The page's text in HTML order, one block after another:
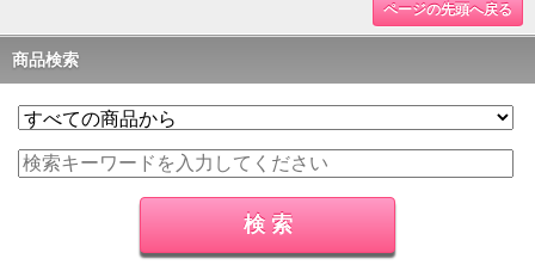
ページの先頭へ戻る
商品検索